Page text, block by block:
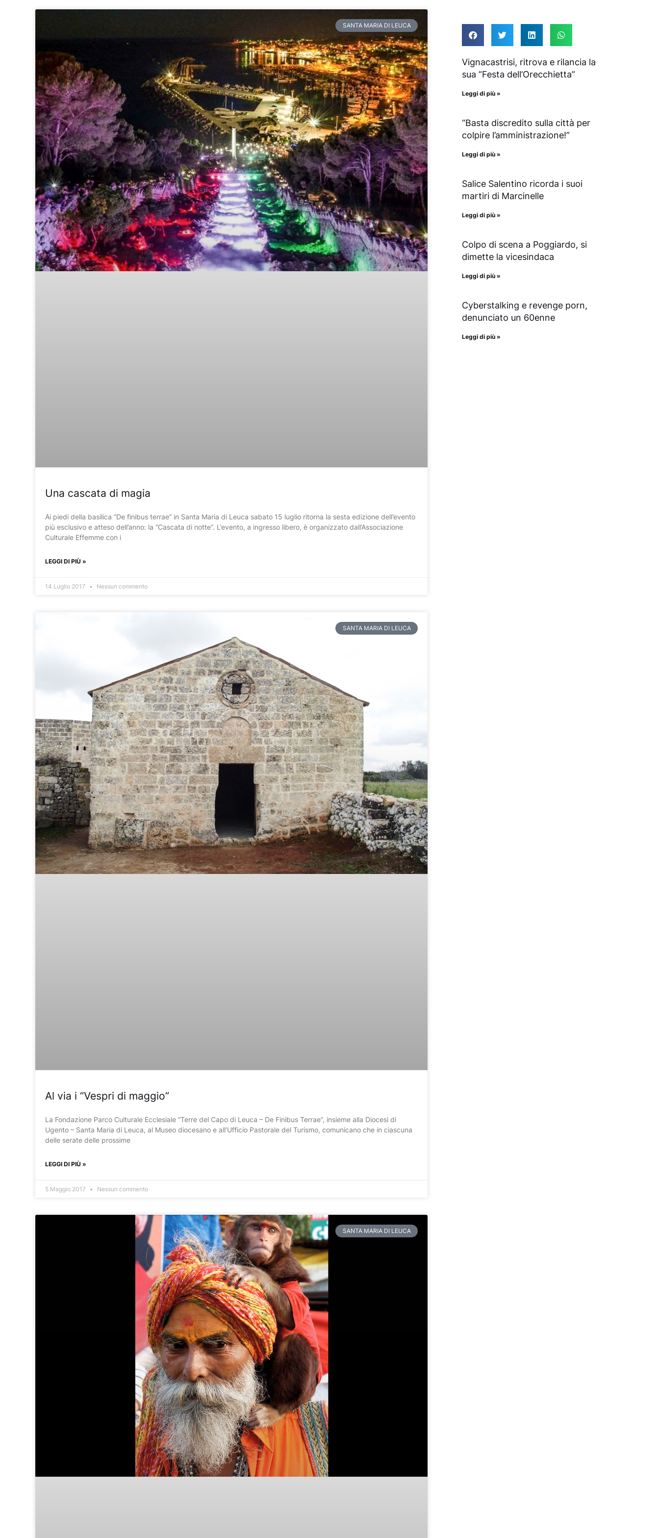
SANTA MARIA DI LEUCA
Una cascata di magia
Ai piedi della basilica “De finibus terrae” in Santa Maria di Leuca sabato 15 luglio ritorna la sesta edizione dell’evento
più esclusivo e atteso dell’anno: la “Cascata di notte”. L’evento, a ingresso libero, è organizzato dall’Associazione
Culturale Effemme con i
LEGGI DI PIÙ »
14 Luglio 2017 Nessun commento
SANTA MARIA DI LEUCA
Al via i “Vespri di maggio”
La Fondazione Parco Culturale Ecclesiale “Terre del Capo di Leuca – De Finibus Terrae”, insieme alla Diocesi di
Ugento – Santa Maria di Leuca, al Museo diocesano e all’Ufficio Pastorale del Turismo, comunicano che in ciascuna
delle serate delle prossime
LEGGI DI PIÙ »
5 Maggio 2017 Nessun commento
SANTA MARIA DI LEUCA
Vignacastrisi, ritrova e rilancia la
sua “Festa dell’Orecchietta”
Leggi di più »
“Basta discredito sulla città per
colpire l’amministrazione!”
Leggi di più »
Salice Salentino ricorda i suoi
martiri di Marcinelle
Leggi di più »
Colpo di scena a Poggiardo, si
dimette la vicesindaca
Leggi di più »
Cyberstalking e revenge porn,
denunciato un 60enne
Leggi di più »